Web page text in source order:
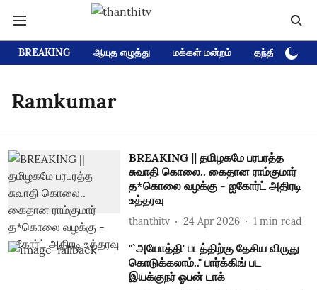
BREAKING ஆயுத எழுத்து மக்கள் மன்றம் தந்தி டிவி
Ramkumar
BREAKING || தமிழகமே பரபரத்த
சுவாதி கொலை.. கைதான ராம்குமார்
த*கொலை வழக்கு - ஐகோர்ட் அதிரடி
உத்தரவு
thanthitv 24 Apr 2026 1 min read
"`அயோத்தி' படத்திற்கு தேசிய விருது
கொடுக்கலாம்.." பார்க்கிங் பட
இயக்குநர் ஓபன் டாக்